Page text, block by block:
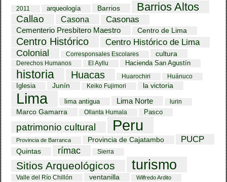
2011 arqueología Barrios Barrios Altos
Callao Casona Casonas
Cementerio Presbítero Maestro Centro de Lima
Centro Histórico
Centro Histórico de Lima
Colonial
Corresponsales Escolares cultura
Derechos Humanos El Ayllu Hacienda San Agustín
historia Huacas Huarochiri Huánuco
Iglesia Junín Keiko Fujimori la victoria
Lima lima antigua Lima Norte lurin
Marco Gamarra Ollanta Humala Pasco
patrimonio cultural Peru
Provincia de Barranca Provincia de Cajatambo PUCP
Quintas rímac Sierra
Sitios Arqueológicos turismo
Valle del Río Chillón ventanilla Wilfredo Ardito